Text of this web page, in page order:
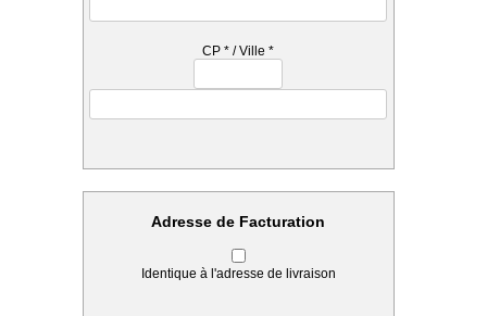
CP * / Ville *
Adresse de Facturation
Identique à l'adresse de livraison